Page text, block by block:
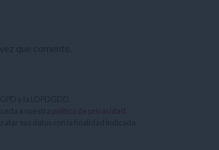
política de privacidad